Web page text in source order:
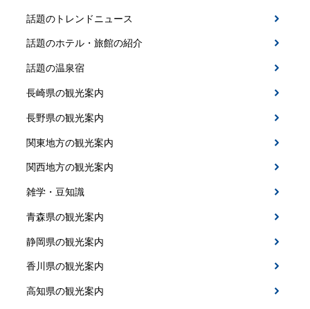
話題のトレンドニュース
話題のホテル・旅館の紹介
話題の温泉宿
長崎県の観光案内
長野県の観光案内
関東地方の観光案内
関西地方の観光案内
雑学・豆知識
青森県の観光案内
静岡県の観光案内
香川県の観光案内
高知県の観光案内